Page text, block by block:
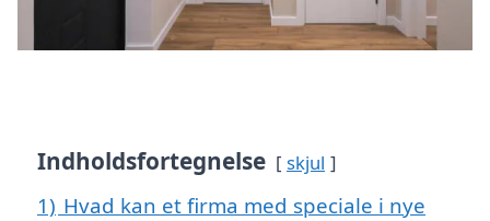
Indholdsfortegnelse skjul
1) Hvad kan et firma med speciale i nye